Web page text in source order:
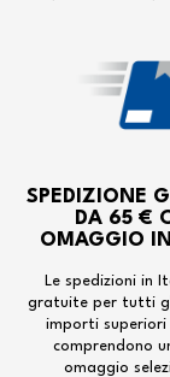
SPEDIZIONE
DA 65 €
OMAGGIO
Le spedizioni in
gratuite per tutti
importi
comprendono
omaggio